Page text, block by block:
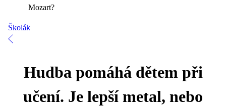
Mozart?
Školák
Hudba pomáhá dětem při
učení. Je lepší metal, nebo